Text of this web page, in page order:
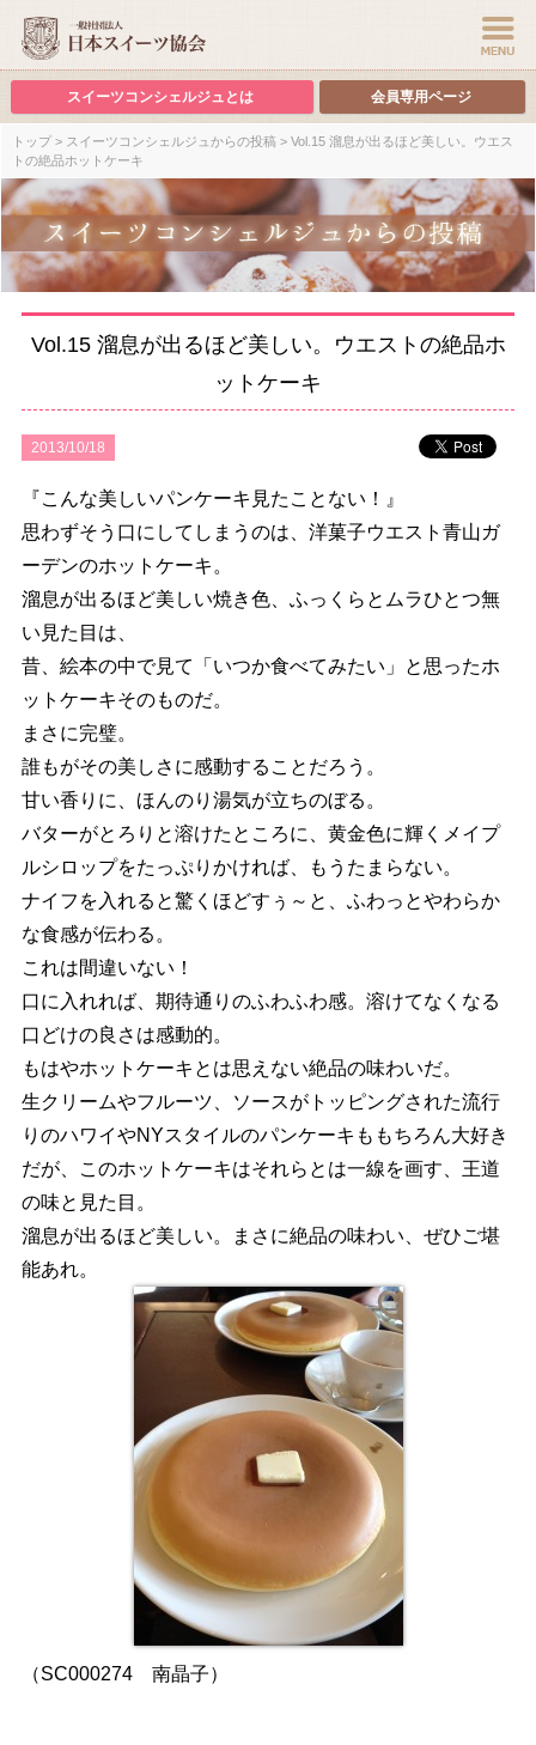
スイーツコンシェルジュとは 会員専用ページ
トップ> スイーツコンシェルジュからの投稿> Vol.15 溜息が出るほど美しい。ウエス
トの絶品ホットケーキ
Vol.15 溜息が出るほど美しい。ウエストの絶品ホ
ットケーキ
2013/10/18
『こんな美しいパンケーキ見たことない！』
思わずそう口にしてしまうのは、洋菓子ウエスト青山ガ
ーデンのホットケーキ。
溜息が出るほど美しい焼き色、ふっくらとムラひとつ無
い見た目は、
昔、絵本の中で見て「いつか食べてみたい」と思ったホ
ットケーキそのものだ。
まさに完璧。
誰もがその美しさに感動することだろう。
甘い香りに、ほんのり湯気が立ちのぼる。
バターがとろりと溶けたところに、黄金色に輝くメイプ
ルシロップをたっぷりかければ、もうたまらない。
ナイフを入れると驚くほどすぅ～と、ふわっとやわらか
な食感が伝わる。
これは間違いない！
口に入れれば、期待通りのふわふわ感。溶けてなくなる
口どけの良さは感動的。
もはやホットケーキとは思えない絶品の味わいだ。
生クリームやフルーツ、ソースがトッピングされた流行
りのハワイやNYスタイルのパンケーキももちろん大好き
だが、このホットケーキはそれらとは一線を画す、王道
の味と見た目。
溜息が出るほど美しい。まさに絶品の味わい、ぜひご堪
能あれ。
（SC000274 南晶子）